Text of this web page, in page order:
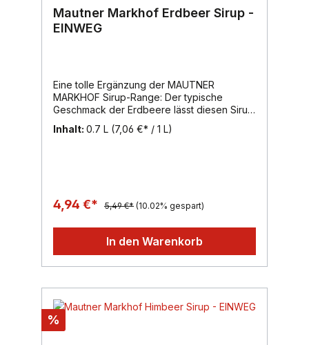
Mautner Markhof Erdbeer Sirup -
EINWEG
Eine tolle Ergänzung der MAUTNER
MARKHOF Sirup-Range: Der typische
Geschmack der Erdbeere lässt diesen Sirup
zu einem „Muss" in jedem Haushalt werden.
Für einen intensiven, natürlichen
Prosecco oder Weißwein.Inhalt:
Inhalt: 0.7 L (7,06 €* / 1 L)
4,94 €* 5,49 €* (10.02% gespart)
In den Warenkorb
%